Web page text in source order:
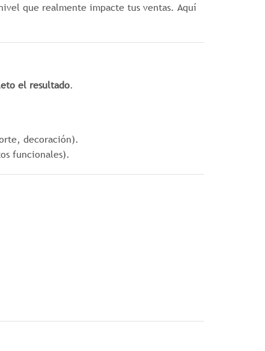
que realmente impacte tus ventas. Aquí
el resultado.
decoración).
funcionales).